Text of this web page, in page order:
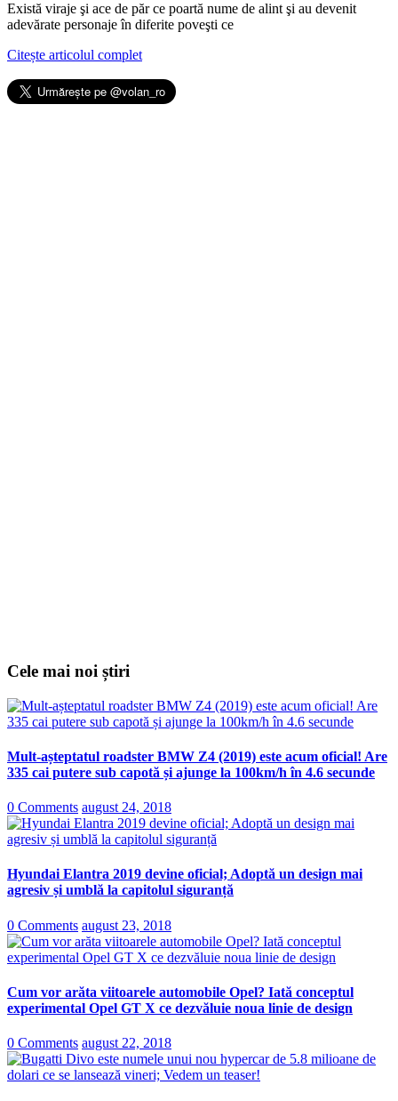
Există viraje şi ace de păr ce poartă nume de alint şi au devenit
adevărate personaje în diferite poveşti ce
Citește articolul complet
Cele mai noi știri
Mult-așteptatul roadster BMW Z4 (2019) este acum oficial! Are
335 cai putere sub capotă și ajunge la 100km/h în 4.6 secunde
0 Comments august 24, 2018
Hyundai Elantra 2019 devine oficial; Adoptă un design mai
agresiv și umblă la capitolul siguranță
0 Comments august 23, 2018
Cum vor arăta viitoarele automobile Opel? Iată conceptul
experimental Opel GT X ce dezvăluie noua linie de design
0 Comments august 22, 2018